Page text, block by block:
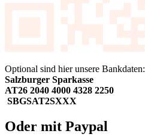
Optional sind hier unsere Bankdaten:
Salzburger Sparkasse
AT26 2040 4000 4328 2250
SBGSAT2SXXX
Oder mit Paypal